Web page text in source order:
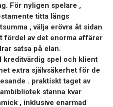
För nyligen spelare ,
titta längs
, välja erövra åt sidan
fördel av det enorma affärer
satsa på elan.
spel och klient
extra självsäkerhet för de
. praktiskt taget av
stanna kvar
, inklusive enarmad